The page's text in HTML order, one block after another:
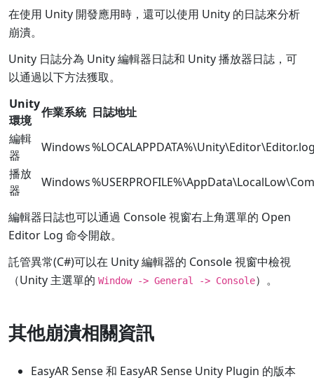
在使用 Unity 開發應用時，還可以使用 Unity 的日誌來分析
崩潰。
Unity 日誌分為 Unity 編輯器日誌和 Unity 播放器日誌，可
以通過以下方法獲取。
Unity
環境
作業系統 日誌地址
編輯
器
Windows
播放
器
Windows
編輯器日誌也可以通過 Console 視窗右上角選單的 Open
Editor Log 命令開啟。
託管異常(C#)可以在 Unity 編輯器的 Console 視窗中檢視
（Unity 主選單的 Window -> General -> Console）。
其他崩潰相關資訊
EasyAR Sense 和 EasyAR Sense Unity Plugin 的版本